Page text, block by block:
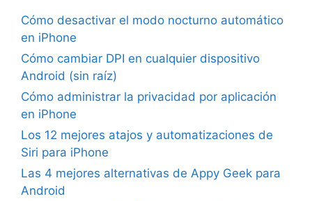
Cómo desactivar el modo nocturno automático
en iPhone
Cómo cambiar DPI en cualquier dispositivo
Android (sin raíz)
Cómo administrar la privacidad por aplicación
en iPhone
Los 12 mejores atajos y automatizaciones de
Siri para iPhone
Las 4 mejores alternativas de Appy Geek para
Android